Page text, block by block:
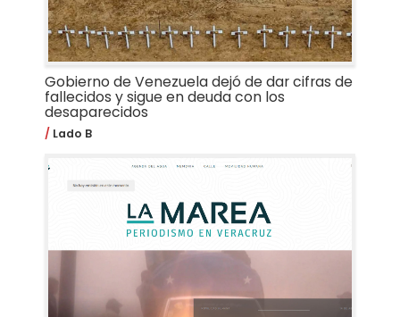
Gobierno de Venezuela dejó de dar cifras de
fallecidos y sigue en deuda con los
desaparecidos
Lado B